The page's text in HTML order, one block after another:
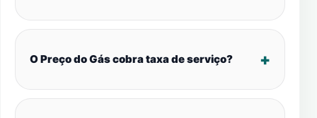
O Preço do Gás cobra taxa de serviço?